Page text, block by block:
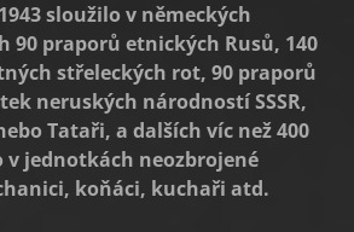
sloužilo v německých
90 praporů etnických Rusů, 140
střeleckých rot, 90 praporů
neruských národností SSSR,
Tataři, a dalších víc než 400
v jednotkách neozbrojené
koňáci, kuchaři atd.